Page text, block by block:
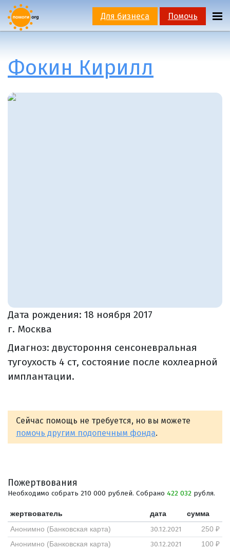
Для бизнеса Помочь
Фокин Кирилл
Дата рождения: 18 ноября 2017
г. Москва
Диагноз: двустороння сенсоневральная
тугоухость 4 ст, состояние после кохлеарной
имплантации.
Сейчас помощь не требуется, но вы можете
помочь другим подопечным фонда.
Пожертвования
Необходимо собрать 210 000 рублей. Собрано 422 032 рубля.
жертвователь дата
сумма
Анонимно (Банковская карта)
30.12.2021
250 ₽
Анонимно (Банковская карта)
30.12.2021
100 ₽